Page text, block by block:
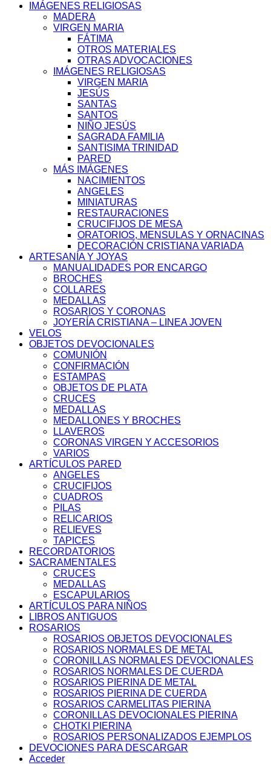
IMÁGENES RELIGIOSAS
MADERA
VIRGEN MARIA
FÁTIMA
OTROS MATERIALES
OTRAS ADVOCACIONES
IMÁGENES RELIGIOSAS
VIRGEN MARIA
JESÚS
SANTAS
SANTOS
NIÑO JESÚS
SAGRADA FAMILIA
SANTISIMA TRINIDAD
PARED
MÁS IMÁGENES
NACIMIENTOS
ANGELES
MINIATURAS
RESTAURACIONES
CRUCIFIJOS DE MESA
ORATORIOS, MENSULAS Y ORNACINAS
DECORACIÓN CRISTIANA VARIADA
ARTESANÍA Y JOYAS
MANUALIDADES POR ENCARGO
BROCHES
COLLARES
MEDALLAS
ROSARIOS Y CORONAS
JOYERÍA CRISTIANA – LINEA JOVEN
VELOS
OBJETOS DEVOCIONALES
COMUNIÓN
CONFIRMACIÓN
ESTAMPAS
OBJETOS DE PLATA
CRUCES
MEDALLAS
MEDALLONES Y BROCHES
LLAVEROS
CORONAS VIRGEN Y ACCESORIOS
VARIOS
ARTÍCULOS PARED
ANGELES
CRUCIFIJOS
CUADROS
PILAS
RELICARIOS
RELIEVES
TAPICES
RECORDATORIOS
SACRAMENTALES
CRUCES
MEDALLAS
ESCAPULARIOS
ARTÍCULOS PARA NIÑOS
LIBROS ANTIGUOS
ROSARIOS
ROSARIOS OBJETOS DEVOCIONALES
ROSARIOS NORMALES DE METAL
CORONILLAS NORMALES DEVOCIONALES
ROSARIOS NORMALES DE CUERDA
ROSARIOS PIERINA DE METAL
ROSARIOS PIERINA DE CUERDA
ROSARIOS CARMELITAS PIERINA
CORONILLAS DEVOCIONALES PIERINA
CHOTKI PIERINA
ROSARIOS PERSONALIZADOS EJEMPLOS
DEVOCIONES PARA DESCARGAR
Acceder